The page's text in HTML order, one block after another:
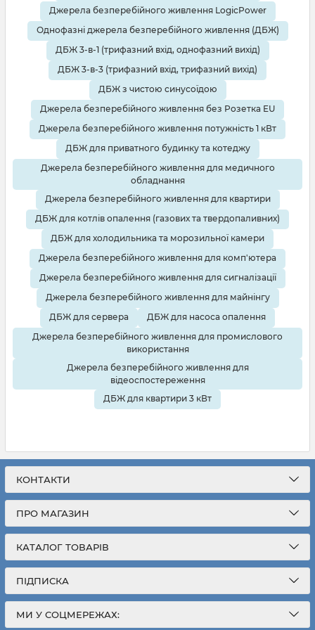
Джерела безперебійного живлення LogicPower
Однофазні джерела безперебійного живлення (ДБЖ)
ДБЖ 3-в-1 (трифазний вхід, однофазний вихід)
ДБЖ 3-в-3 (трифазний вхід, трифазний вихід)
ДБЖ з чистою синусоїдою
Джерела безперебійного живлення без Розетка EU
Джерела безперебійного живлення потужність 1 кВт
ДБЖ для приватного будинку та котеджу
Джерела безперебійного живлення для медичного
обладнання
Джерела безперебійного живлення для квартири
ДБЖ для котлів опалення (газових та твердопаливних)
ДБЖ для холодильника та морозильної камери
Джерела безперебійного живлення для комп'ютера
Джерела безперебійного живлення для сигналізації
Джерела безперебійного живлення для майнінгу
ДБЖ для сервера
ДБЖ для насоса опалення
Джерела безперебійного живлення для промислового
використання
Джерела безперебійного живлення для
відеоспостереження
ДБЖ для квартири 3 кВт
КОНТАКТИ
ПРО МАГАЗИН
КАТАЛОГ ТОВАРІВ
ПІДПИСКА
МИ У СОЦМЕРЕЖАХ: